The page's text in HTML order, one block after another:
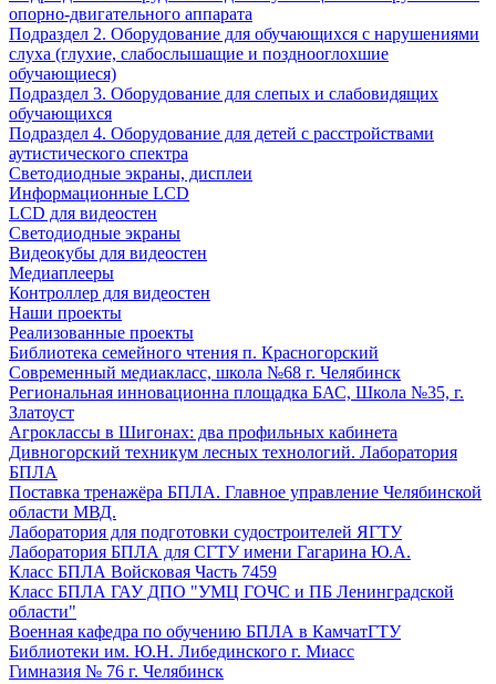
опорно-двигательного аппарата
Подраздел 2. Оборудование для обучающихся с нарушениями
слуха (глухие, слабослышащие и позднооглохшие
обучающиеся)
Подраздел 3. Оборудование для слепых и слабовидящих
обучающихся
Подраздел 4. Оборудование для детей с расстройствами
аутистического спектра
Светодиодные экраны, дисплеи
Информационные LCD
LCD для видеостен
Светодиодные экраны
Видеокубы для видеостен
Медиаплееры
Контроллер для видеостен
Наши проекты
Реализованные проекты
Библиотека семейного чтения п. Красногорский
Современный медиакласс, школа №68 г. Челябинск
Региональная инновационна площадка БАС, Школа №35, г.
Златоуст
Агроклассы в Шигонах: два профильных кабинета
Дивногорский техникум лесных технологий. Лаборатория
БПЛА
Поставка тренажёра БПЛА. Главное управление Челябинской
области МВД.
Лаборатория для подготовки судостроителей ЯГТУ
Лаборатория БПЛА для СГТУ имени Гагарина Ю.А.
Класс БПЛА Войсковая Часть 7459
Класс БПЛА ГАУ ДПО "УМЦ ГОЧС и ПБ Ленинградской
области"
Военная кафедра по обучению БПЛА в КамчатГТУ
Библиотеки им. Ю.Н. Либединского г. Миасс
Гимназия № 76 г. Челябинск